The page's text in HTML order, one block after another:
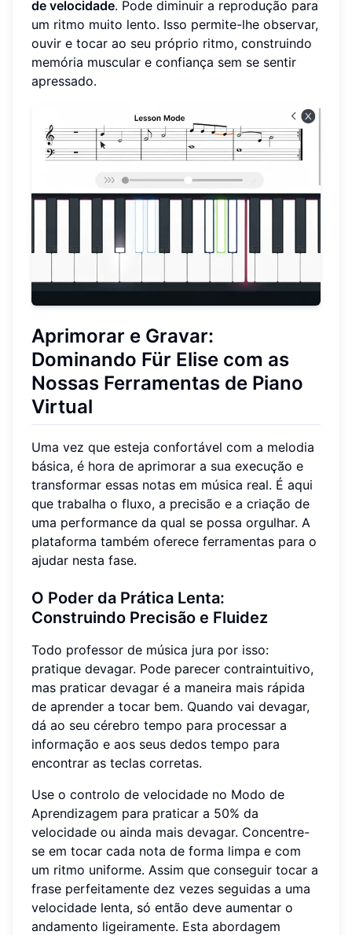
de velocidade. Pode diminuir a reprodução para
um ritmo muito lento. Isso permite-lhe observar,
ouvir e tocar ao seu próprio ritmo, construindo
memória muscular e confiança sem se sentir
apressado.
Aprimorar e Gravar:
Dominando Für Elise com as
Nossas Ferramentas de Piano
Virtual
Uma vez que esteja confortável com a melodia
básica, é hora de aprimorar a sua execução e
transformar essas notas em música real. É aqui
que trabalha o fluxo, a precisão e a criação de
uma performance da qual se possa orgulhar. A
plataforma também oferece ferramentas para o
ajudar nesta fase.
O Poder da Prática Lenta:
Construindo Precisão e Fluidez
Todo professor de música jura por isso:
pratique devagar. Pode parecer contraintuitivo,
mas praticar devagar é a maneira mais rápida
de aprender a tocar bem. Quando vai devagar,
dá ao seu cérebro tempo para processar a
informação e aos seus dedos tempo para
encontrar as teclas corretas.
Use o controlo de velocidade no Modo de
Aprendizagem para praticar a 50% da
velocidade ou ainda mais devagar. Concentre-
se em tocar cada nota de forma limpa e com
um ritmo uniforme. Assim que conseguir tocar a
frase perfeitamente dez vezes seguidas a uma
velocidade lenta, só então deve aumentar o
andamento ligeiramente. Esta abordagem